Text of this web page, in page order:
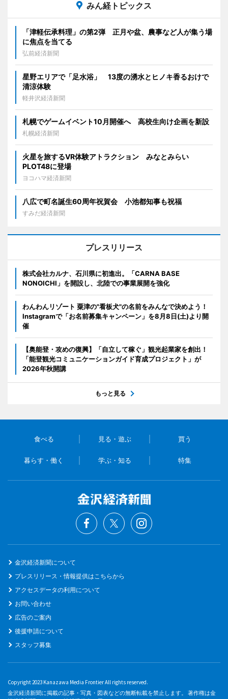
みん経トピックス
「津軽伝承料理」の第2弾 正月や盆、農事など人が集う場
に焦点を当てる
弘前経済新聞
星野エリアで「足水浴」 13度の湧水とヒノキ香るおけで
清涼体験
軽井沢経済新聞
札幌でゲームイベント10月開催へ 高校生向け企画を新設
札幌経済新聞
火星を旅するVR体験アトラクション みなとみらい
PLOT48に登場
ヨコハマ経済新聞
八広で町名誕生60周年祝賀会 小池都知事も祝福
すみだ経済新聞
プレスリリース
株式会社カルナ、石川県に初進出。「CARNA BASE
NONOICHI」を開設し、北陸での事業展開を強化
わんわんリゾート 粟津の"看板犬"の名前をみんなで決めよう！
Instagramで「お名前募集キャンペーン」を8月8日(土)より開
催
【奥能登・攻めの復興】「自立して稼ぐ」観光起業家を創出！
「能登観光コミュニケーションガイド育成プロジェクト」が
2026年秋開講
もっと見る
食べる 見る・遊ぶ 買う
暮らす・働く 学ぶ・知る 特集
金沢経済新聞について
プレスリリース・情報提供はこちらから
アクセスデータの利用について
お問い合わせ
広告のご案内
後援申請について
スタッフ募集
Copyright 2023 Kanazawa Media Frontier All rights reserved.
金沢経済新聞に掲載の記事・写真・図表などの無断転載を禁止します。 著作権は金